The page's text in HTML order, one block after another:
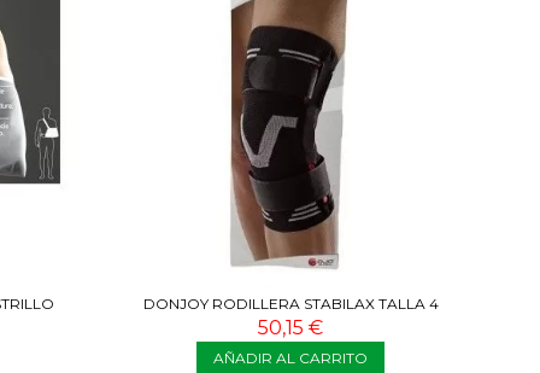
DONJOY RODILLERA STABILAX TALLA 4
50,15 €
AÑADIR AL CARRITO